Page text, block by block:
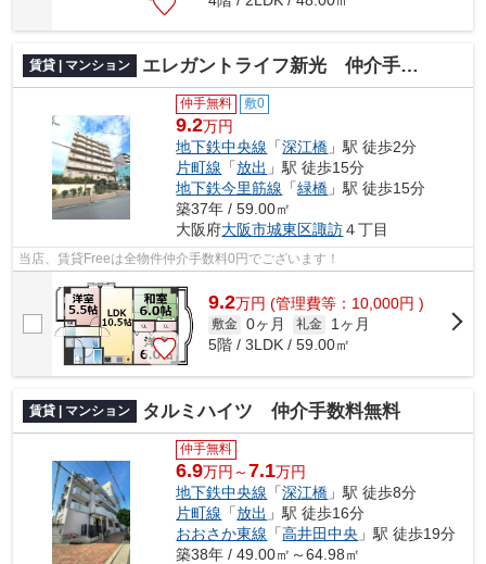
賃貸 | マンション エレガントライフ新光 仲介手数料無料
仲手無料 敷0
9.2万円
地下鉄中央線 「深江橋 」駅 徒歩2分
片町線 「放出 」駅 徒歩15分
地下鉄今里筋線 「緑橋 」駅 徒歩15分
築37年 / 59.00㎡
大阪府大阪市城東区諏訪４丁目
当店、賃貸Freeは全物件仲介手数料0円でございます！
9.2万円 (管理費等：10,000円 )
敷金 0ヶ月 礼金
1ヶ月
5階 / 3LDK / 59.00㎡
賃貸 | マンション タルミハイツ 仲介手数料無料
仲手無料
6.9万円～7.1万円
地下鉄中央線 「深江橋 」駅 徒歩8分
片町線 「放出 」駅 徒歩16分
おおさか東線 「高井田中央 」駅 徒歩19分
築38年 / 49.00㎡～64.98㎡